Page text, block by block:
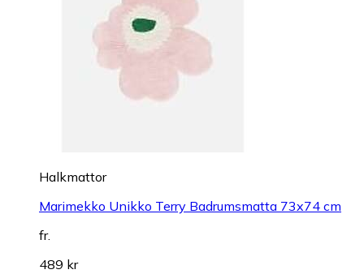
Halkmattor
Marimekko Unikko Terry Badrumsmatta 73x74 cm
fr.
489 kr